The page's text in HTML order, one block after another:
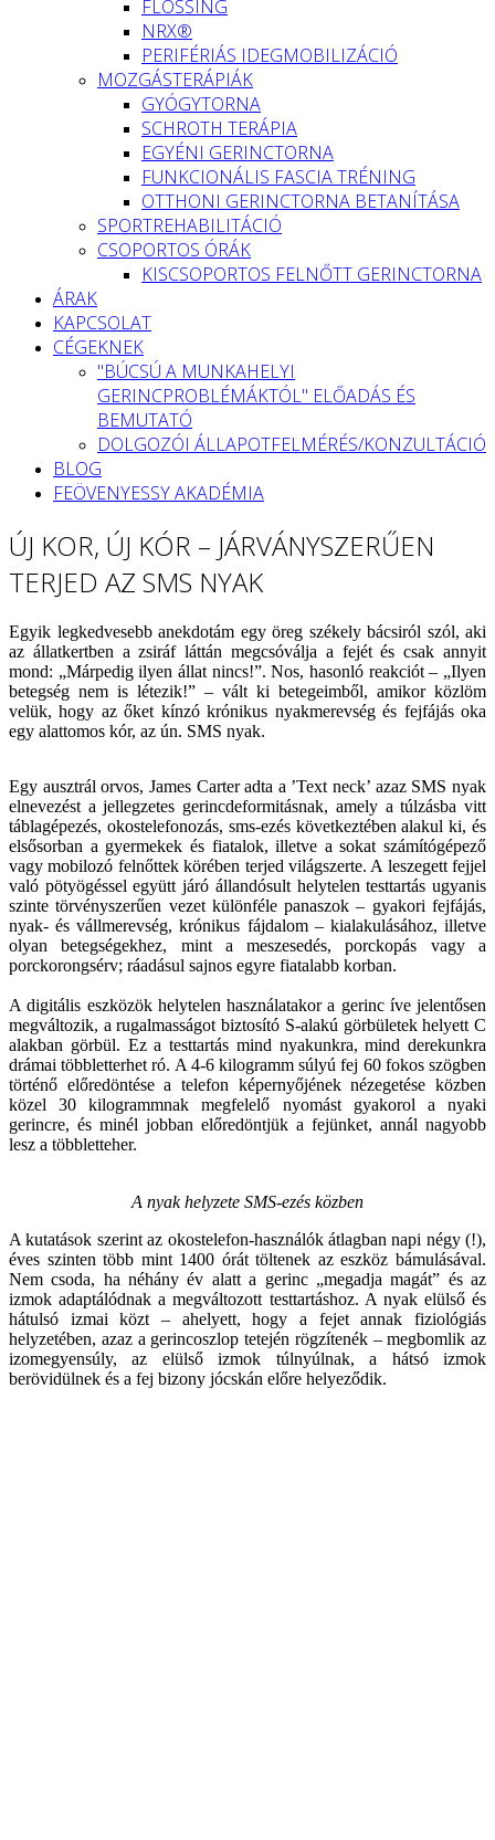
FLOSSING
NRX®
PERIFÉRIÁS IDEGMOBILIZÁCIÓ
MOZGÁSTERÁPIÁK
GYÓGYTORNA
SCHROTH TERÁPIA
EGYÉNI GERINCTORNA
FUNKCIONÁLIS FASCIA TRÉNING
OTTHONI GERINCTORNA BETANÍTÁSA
SPORTREHABILITÁCIÓ
CSOPORTOS ÓRÁK
KISCSOPORTOS FELNŐTT GERINCTORNA
ÁRAK
KAPCSOLAT
CÉGEKNEK
"BÚCSÚ A MUNKAHELYI
GERINCPROBLÉMÁKTÓL" ELŐADÁS ÉS
BEMUTATÓ
DOLGOZÓI ÁLLAPOTFELMÉRÉS/KONZULTÁCIÓ
BLOG
FEÖVENYESSY AKADÉMIA
ÚJ KOR, ÚJ KÓR – JÁRVÁNYSZERŰEN
TERJED AZ SMS NYAK
Egyik legkedvesebb anekdotám egy öreg székely bácsiról szól, aki
az állatkertben a zsiráf láttán megcsóválja a fejét és csak annyit
mond: „Márpedig ilyen állat nincs!”. Nos, hasonló reakciót – „Ilyen
betegség nem is létezik!” – vált ki betegeimből, amikor közlöm
velük, hogy az őket kínzó krónikus nyakmerevség és fejfájás oka
egy alattomos kór, az ún. SMS nyak.
Egy ausztrál orvos, James Carter adta a ’Text neck’ azaz SMS nyak
elnevezést a jellegzetes gerincdeformitásnak, amely a túlzásba vitt
táblagépezés, okostelefonozás, sms-ezés következtében alakul ki, és
elsősorban a gyermekek és fiatalok, illetve a sokat számítógépező
vagy mobilozó felnőttek körében terjed világszerte. A leszegett fejjel
való pötyögéssel együtt járó állandósult helytelen testtartás ugyanis
szinte törvényszerűen vezet különféle panaszok – gyakori fejfájás,
nyak- és vállmerevség, krónikus fájdalom – kialakulásához, illetve
olyan betegségekhez, mint a meszesedés, porckopás vagy a
porckorongsérv; ráadásul sajnos egyre fiatalabb korban.
A digitális eszközök helytelen használatakor a gerinc íve jelentősen
megváltozik, a rugalmasságot biztosító S-alakú görbületek helyett C
alakban görbül. Ez a testtartás mind nyakunkra, mind derekunkra
drámai többletterhet ró. A 4-6 kilogramm súlyú fej 60 fokos szögben
történő előredöntése a telefon képernyőjének nézegetése közben
közel 30 kilogrammnak megfelelő nyomást gyakorol a nyaki
gerincre, és minél jobban előredöntjük a fejünket, annál nagyobb
lesz a többletteher.
A nyak helyzete SMS-ezés közben
A kutatások szerint az okostelefon-használók átlagban napi négy (!),
éves szinten több mint 1400 órát töltenek az eszköz bámulásával.
Nem csoda, ha néhány év alatt a gerinc „megadja magát” és az
izmok adaptálódnak a megváltozott testtartáshoz. A nyak elülső és
hátulsó izmai közt – ahelyett, hogy a fejet annak fiziológiás
helyzetében, azaz a gerincoszlop tetején rögzítenék – megbomlik az
izomegyensúly, az elülső izmok túlnyúlnak, a hátsó izmok
berövidülnek és a fej bizony jócskán előre helyeződik.